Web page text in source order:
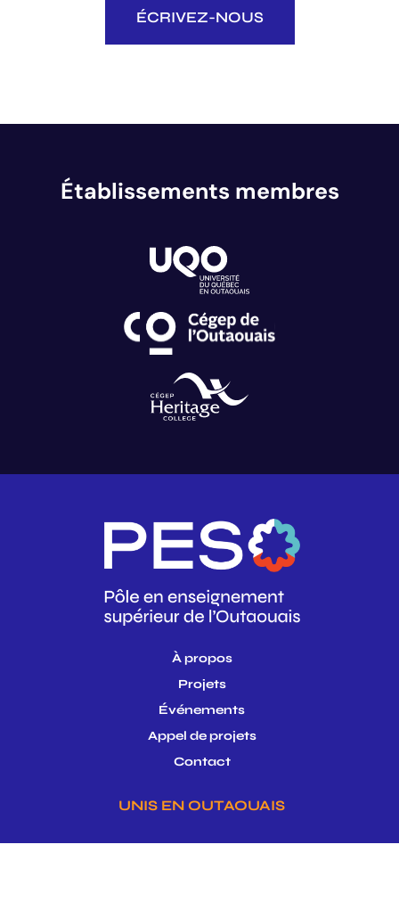
ÉCRIVEZ-NOUS
Établissements membres
À propos
Projets
Événements
Appel de projets
Contact
UNIS EN OUTAOUAIS